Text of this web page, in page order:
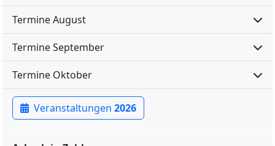
Termine August
Termine September
Termine Oktober
Veranstaltungen 2026